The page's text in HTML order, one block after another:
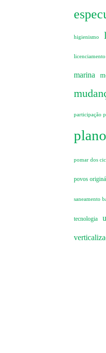
higienismo
marina
participação
pomar dos
povos
saneamento
tecnologia